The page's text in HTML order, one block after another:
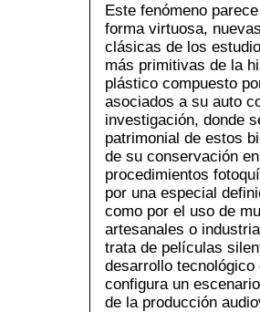
Este fenómeno
forma virtuosa,
clásicas de los
más primitivas de la
plástico compuesto
asociados a su auto
investigación, donde
patrimonial de estos
de su conservación
procedimientos
por una especial
como por el uso de
artesanales o
trata de películas
desarrollo
configura un
de la producción